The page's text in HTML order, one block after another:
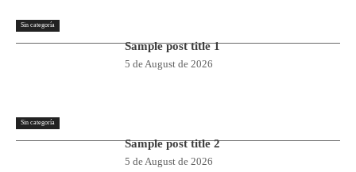
Sin categoría
Sin categoría
Sample post title 1
5 de August de 2026
Sample post title 2
5 de August de 2026